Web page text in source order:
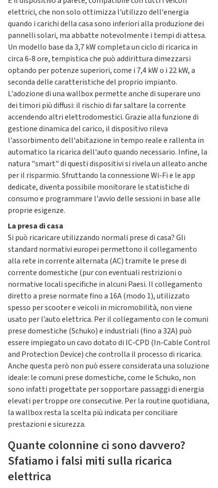
elettrici, che non solo ottimizza l'utilizzo dell'energia
quando i carichi della casa sono inferiori alla produzione dei
pannelli solari, ma abbatte notevolmente i tempi di attesa.
Un modello base da 3,7 kW completa un ciclo di ricarica in
circa 6-8 ore, tempistica che può addirittura dimezzarsi
optando per potenze superiori, come i 7,4 kW o i 22 kW, a
seconda delle caratteristiche del proprio impianto.
L'adozione di una wallbox permette anche di superare uno
dei timori più diffusi: il rischio di far saltare la corrente
accendendo altri elettrodomestici. Grazie alla funzione di
gestione dinamica del carico, il dispositivo rileva
l'assorbimento dell'abitazione in tempo reale e rallenta in
automatico la ricarica dell'auto quando necessario. Infine, la
natura "smart" di questi dispositivi si rivela un alleato anche
per il risparmio. Sfruttando la connessione Wi-Fi e le app
dedicate, diventa possibile monitorare le statistiche di
consumo e programmare l'avvio delle sessioni in base alle
proprie esigenze.
La presa di casa
Si può ricaricare utilizzando normali prese di casa? Gli
standard normativi europei permettono il collegamento
alla rete in corrente alternata (AC) tramite le prese di
corrente domestiche (pur con eventuali restrizioni o
normative locali specifiche in alcuni Paesi. Il collegamento
diretto a prese normate fino a 16A (modo 1), utilizzato
spesso per scooter e veicoli in micromobilità, non viene
usato per l’auto elettrica. Per il collegamento con le comuni
prese domestiche (Schuko) e industriali (fino a 32A) può
essere impiegato un cavo dotato di IC-CPD (In-Cable Control
and Protection Device) che controlla il processo di ricarica.
Anche questa però non può essere considerata una soluzione
ideale: le comuni prese domestiche, come le Schuko, non
sono infatti progettate per sopportare passaggi di energia
elevati per troppe ore consecutive. Per la routine quotidiana,
la wallbox resta la scelta più indicata per conciliare
prestazioni e sicurezza.
Quante colonnine ci sono davvero?
Sfatiamo i falsi miti sulla ricarica
elettrica